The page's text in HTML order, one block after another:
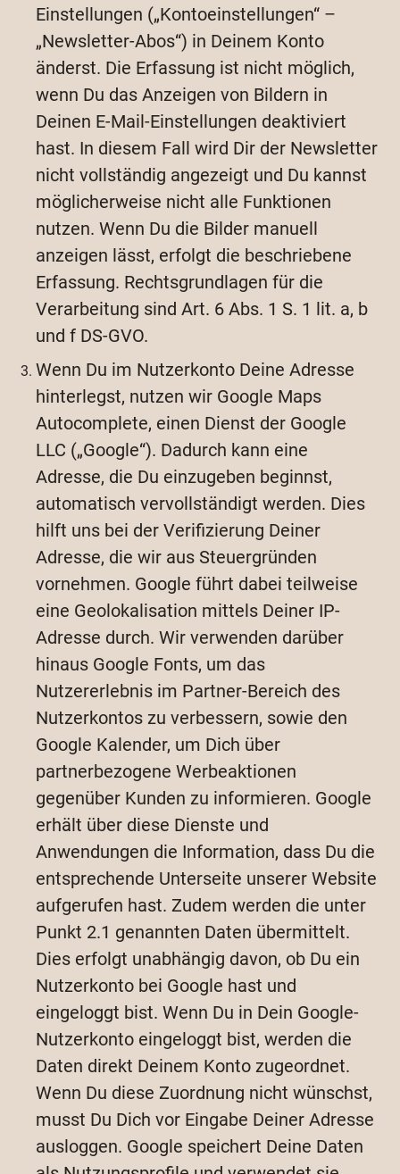
Einstellungen („Kontoeinstellungen“ –
„Newsletter-Abos“) in Deinem Konto
änderst. Die Erfassung ist nicht möglich,
wenn Du das Anzeigen von Bildern in
Deinen E-Mail-Einstellungen deaktiviert
hast. In diesem Fall wird Dir der Newsletter
nicht vollständig angezeigt und Du kannst
möglicherweise nicht alle Funktionen
nutzen. Wenn Du die Bilder manuell
anzeigen lässt, erfolgt die beschriebene
Erfassung. Rechtsgrundlagen für die
Verarbeitung sind Art. 6 Abs. 1 S. 1 lit. a, b
und f DS-GVO.
Wenn Du im Nutzerkonto Deine Adresse
hinterlegst, nutzen wir Google Maps
Autocomplete, einen Dienst der Google
LLC („Google“). Dadurch kann eine
Adresse, die Du einzugeben beginnst,
automatisch vervollständigt werden. Dies
hilft uns bei der Verifizierung Deiner
Adresse, die wir aus Steuergründen
vornehmen. Google führt dabei teilweise
eine Geolokalisation mittels Deiner IP-
Adresse durch. Wir verwenden darüber
hinaus Google Fonts, um das
Nutzererlebnis im Partner-Bereich des
Nutzerkontos zu verbessern, sowie den
Google Kalender, um Dich über
partnerbezogene Werbeaktionen
gegenüber Kunden zu informieren. Google
erhält über diese Dienste und
Anwendungen die Information, dass Du die
entsprechende Unterseite unserer Website
aufgerufen hast. Zudem werden die unter
Punkt 2.1 genannten Daten übermittelt.
Dies erfolgt unabhängig davon, ob Du ein
Nutzerkonto bei Google hast und
eingeloggt bist. Wenn Du in Dein Google-
Nutzerkonto eingeloggt bist, werden die
Daten direkt Deinem Konto zugeordnet.
Wenn Du diese Zuordnung nicht wünschst,
musst Du Dich vor Eingabe Deiner Adresse
ausloggen. Google speichert Deine Daten